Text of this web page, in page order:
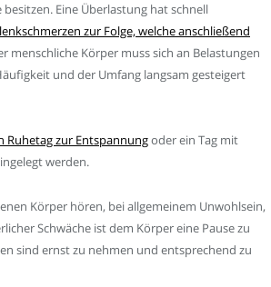
Eine Überlastung hat schnell
zur Folge, welche anschließend
menschliche Körper muss sich an Belastungen
und der Umfang langsam gesteigert
Ruhetag zur Entspannungoder ein Tag mit
werden.
Körper hören, bei allgemeinem Unwohlsein,
Schwäche ist dem Körper eine Pause zu
sind ernst zu nehmen und entsprechend zu